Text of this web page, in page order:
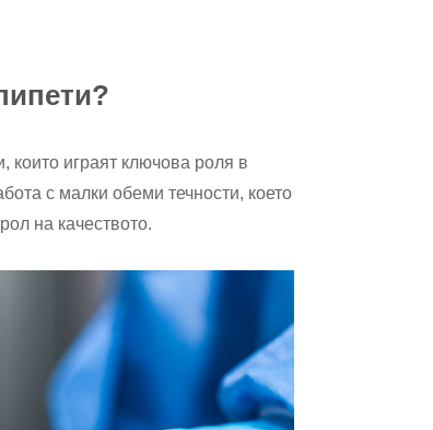
които играят ключова роля в
с малки обеми течности, което
на качеството.